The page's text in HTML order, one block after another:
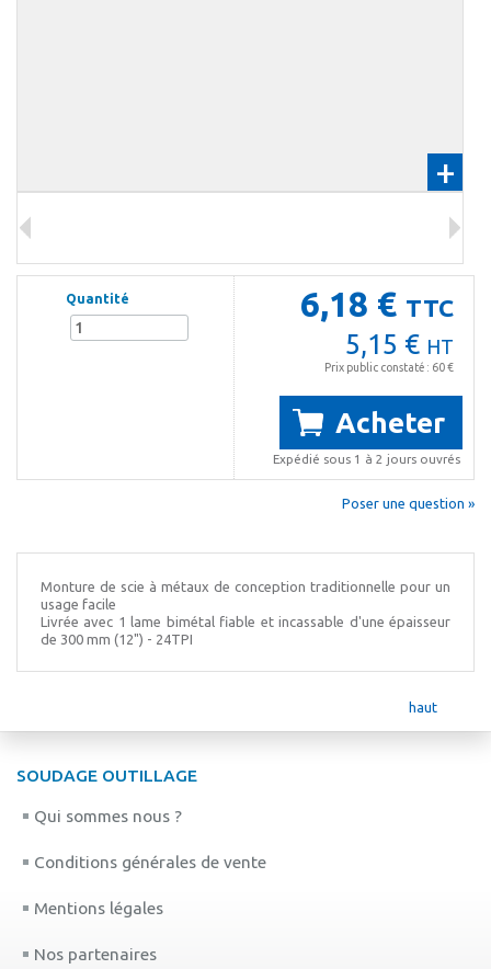
+
6,18 € TTC
5,15 € HT
Prix public constaté : 60 €
Acheter
Expédié sous 1 à 2 jours ouvrés
Quantité
Poser une question »
Monture de scie à métaux de conception traditionnelle pour un
usage facile
Livrée avec 1 lame bimétal fiable et incassable d'une épaisseur
de 300 mm (12") - 24TPI
haut
SOUDAGE OUTILLAGE
Qui sommes nous ?
Conditions générales de vente
Mentions légales
Nos partenaires